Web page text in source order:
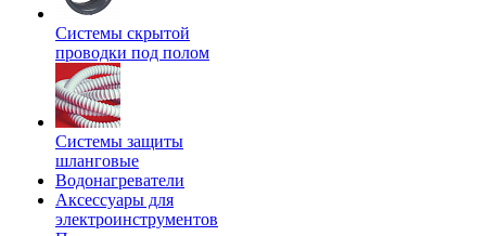
Системы скрытой
проводки под полом
Системы защиты
шланговые
Водонагреватели
Аксессуары для
электроинструментов